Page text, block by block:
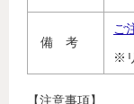
備 考
ご
※
【注意事項】